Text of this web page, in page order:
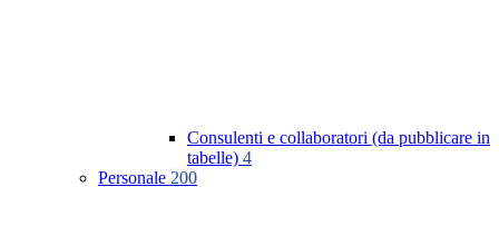
Consulenti e collaboratori (da pubblicare in
tabelle) 4
Personale 200